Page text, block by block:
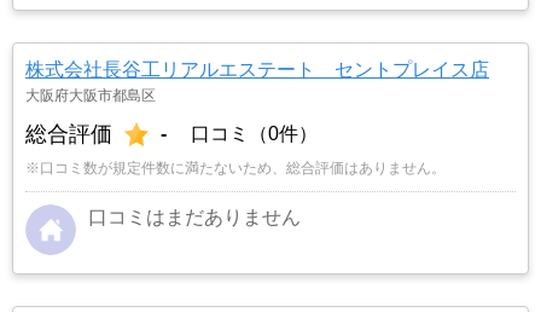
株式会社長谷工リアルエステート セントプレイス店
大阪府大阪市都島区
総合評価 - 口コミ（0件）
※口コミ数が規定件数に満たないため、総合評価はありません。
口コミはまだありません